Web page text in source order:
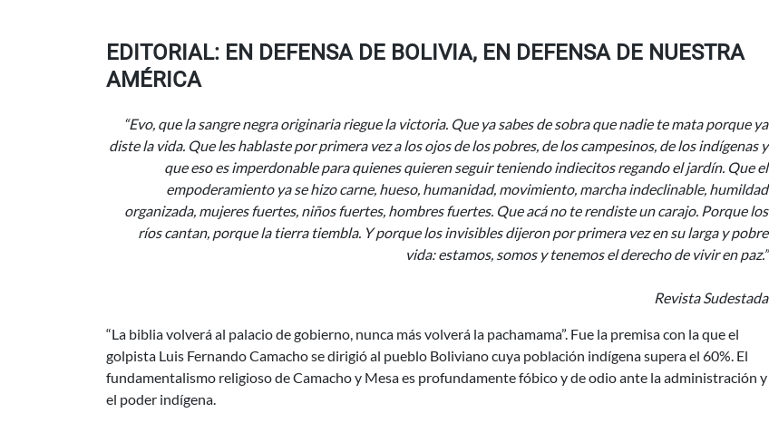
EDITORIAL: EN DEFENSA DE BOLIVIA, EN DEFENSA DE NUESTRA
AMÉRICA
“Evo, que la sangre negra originaria riegue la victoria. Que ya sabes de sobra que nadie te mata porque ya
diste la vida. Que les hablaste por primera vez a los ojos de los pobres, de los campesinos, de los indígenas y
que eso es imperdonable para quienes quieren seguir teniendo indiecitos regando el jardín. Que el
empoderamiento ya se hizo carne, hueso, humanidad, movimiento, marcha indeclinable, humildad
organizada, mujeres fuertes, niños fuertes, hombres fuertes. Que acá no te rendiste un carajo. Porque los
ríos cantan, porque la tierra tiembla. Y porque los invisibles dijeron por primera vez en su larga y pobre
vida: estamos, somos y tenemos el derecho de vivir en paz.”
Revista Sudestada
“La biblia volverá al palacio de gobierno, nunca más volverá la pachamama”. Fue la premisa con la que el
golpista Luis Fernando Camacho se dirigió al pueblo Boliviano cuya población indígena supera el 60%. El
fundamentalismo religioso de Camacho y Mesa es profundamente fóbico y de odio ante la administración y
el poder indígena.